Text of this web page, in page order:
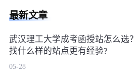
最新文章
武汉理工大学成考函授站怎么选？
找什么样的站点更有经验?
05-28